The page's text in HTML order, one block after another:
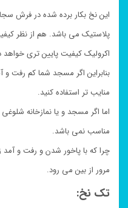
این نخ بکار برده شده در فرش
پلاستیک می باشد. هم از نظر
اکرولیک کیفیت پایین تری
بنابراین اگر مسجد شما کم رفت
منایب تر استفاده کنید.
اما اگر مسجد و یا نمازخانه
مناسب نمی باشد.
چرا که با پاخور شدن و رفت و آمد
مرور از بین می رود.
تک نخ: